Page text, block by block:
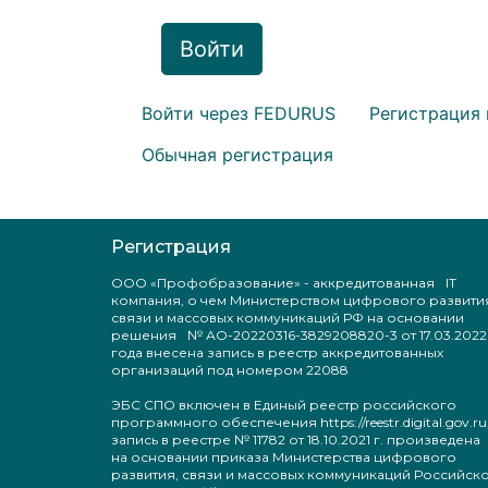
Войти
Войти через FEDURUS
Обычная регистрация
Регистрация
ООО «Профобразование» - аккредитованная IT
компания, о чем Министерством цифрового
связи и массовых коммуникаций РФ на основании
решения № АО-20220316-3829208820-3 от 17.03.2022
года внесена запись в реестр аккредитованных
организаций под номером 22088
ЭБС СПО включен в Единый реестр российского
программного обеспечения https://reestr.digital.gov.ru,
запись в реестре № 11782 от 18.10.2021 г. произведена
на основании приказа Министерства цифрового
развития, связи и массовых коммуникаций